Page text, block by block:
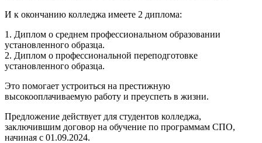
И к окончанию колледжа имеете 2 диплома:
1. Диплом о среднем профессиональном образовании
установленного образца.
2. Диплом о профессиональной переподготовке
установленного образца.
Это помогает устроиться на престижную
высокооплачиваемую работу и преуспеть в жизни.
Предложение действует для студентов колледжа,
заключившим договор на обучение по программам СПО,
начиная с 01.09.2024.